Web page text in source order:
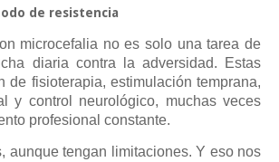
de resistencia
microcefalia no es solo una tarea de
diaria contra la adversidad. Estas
de fisioterapia, estimulación temprana,
y control neurológico, muchas veces
profesional constante.
aunque tengan limitaciones. Y eso nos